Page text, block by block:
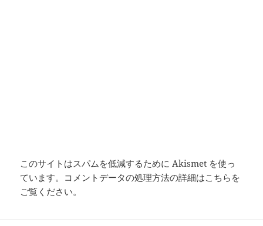
このサイトはスパムを低減するために Akismet を使っ
ています。 コメントデータの処理方法の詳細はこちらを
ご覧ください。